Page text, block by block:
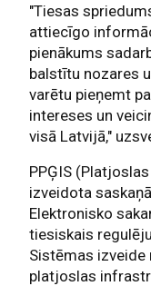
"Tiesas
attiecīgo
pienākums
balstītu nozares
varētu pieņemt
intereses un
visā Latvijā,"
PPĢIS
izveidota
Elektronisko
tiesiskais
Sistēmas
platjoslas